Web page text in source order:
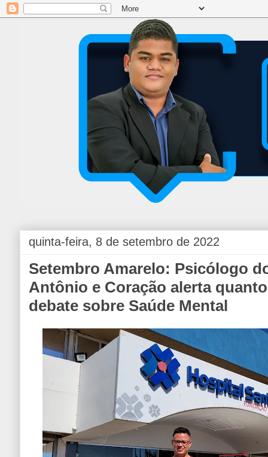
quinta-feira, 8 de setembro de 2022
Setembro Amarelo: Psicólogo
Antônio e Coração alerta
debate sobre Saúde Mental